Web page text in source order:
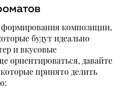
формирования композиции,
будут идеально
и вкусовые
ориентироваться, давайте
принято делить